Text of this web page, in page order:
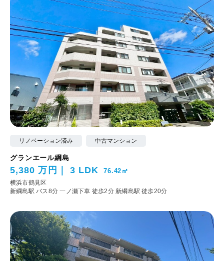
リノベーション済み 中古マンション
グランエール綱島
5,380 万円 3 LDK 76.42㎡
横浜市鶴見区
新綱島駅 バス8分 一ノ瀬下車 徒歩2分 新綱島駅 徒歩20分